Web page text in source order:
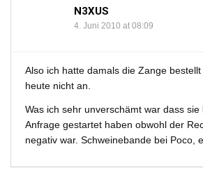
N3XUS
4. Juni 2010 at 08:09
Also ich hatte damals die Zange
heute nicht an.
Was ich sehr unverschämt war dass sie
Anfrage gestartet haben obwohl der
negativ war. Schweinebande bei Poco,